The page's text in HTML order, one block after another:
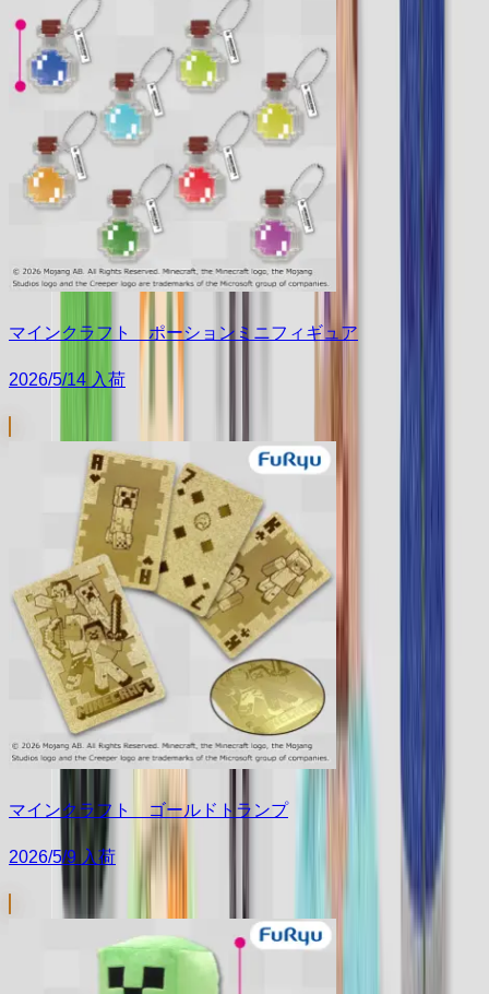
マインクラフト ポーションミニフィギュア
2026/5/14 入荷
マインクラフト ゴールドトランプ
2026/5/9 入荷